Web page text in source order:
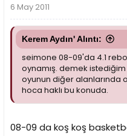
6 May 2011
Kerem Aydın' Alıntı:
seimone 08-09'da 4.1
oynamış. demek
oyunun diğer alanlarında
hoca haklı bu konuda.
08-09 da koş koş